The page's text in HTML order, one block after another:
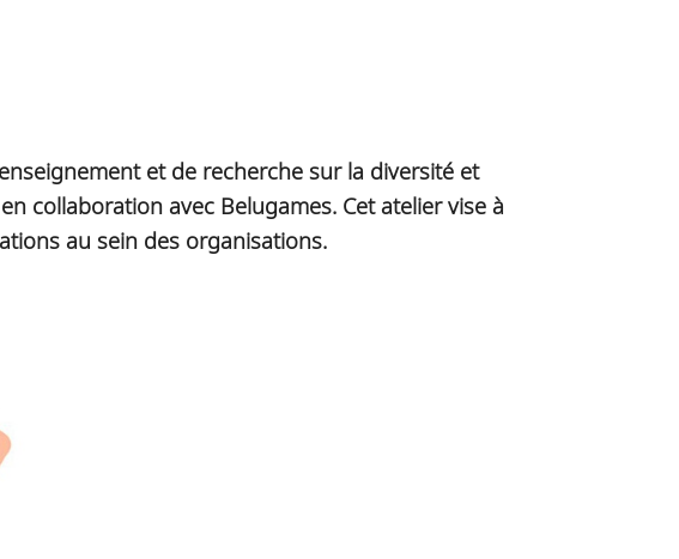
et de recherche sur la diversité et
collaboration avec Belugames. Cet atelier vise à
au sein des organisations.